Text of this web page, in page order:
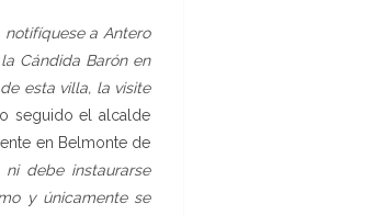
a Antero
Cándida Barón en
esta villa, la visite
seguido el alcalde
en Belmonte de
debe instaurarse
y únicamente se